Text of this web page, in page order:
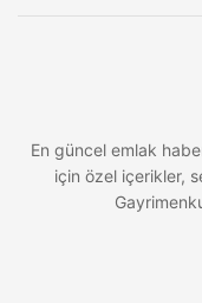
En güncel emlak
için özel içerikler,